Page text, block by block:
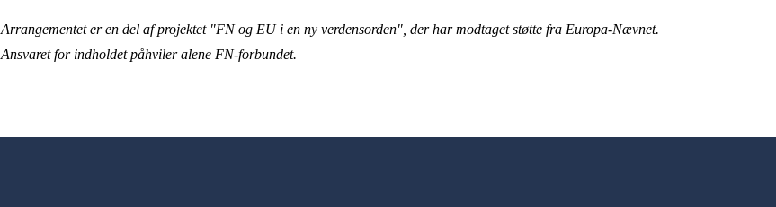
Arrangementet er en del af projektet "FN og EU i en ny verdensorden", der har modtaget støtte fra Europa-Nævnet.
Ansvaret for indholdet påhviler alene FN-forbundet.